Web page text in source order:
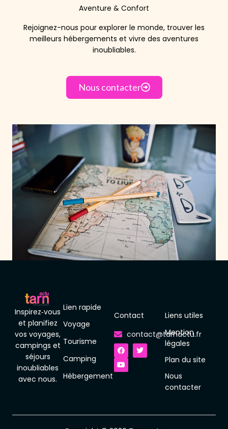
Aventure & Confort
Rejoignez-nous pour explorer le monde, trouver les
meilleurs hébergements et vivre des aventures
inoubliables.
Nous contacter
Inspirez‑vous
et planifiez
vos voyages,
campings et
séjours
inoubliables
avec nous.
Lien rapide
Voyage
Tourisme
Camping
Hébergement
Contact
contact@tarnactu.fr
F
a
c
e
b
T
w
i
Y
o
u
t
u
Liens utiles
Mention
légales
Plan du site
Nous
contacter